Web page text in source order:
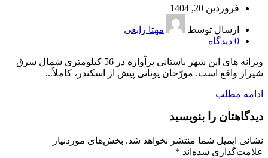
فروردین 20, 1404
ارسال توسط
مهتا رابعی
0 دیدگاه
ویرانه ‌های این شهر باستانی پرآوازه در 56 کیلومتری شمال شرق
شیراز واقع است. مورّخان یونانی پیش از اسکندر، کاملاً...
ادامه مطلب
دیدگاهتان را بنویسید
نشانی ایمیل شما منتشر نخواهد شد. بخش‌های موردنیاز
علامت‌گذاری شده‌اند *